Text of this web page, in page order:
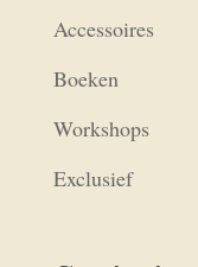
Accessoires
Boeken
Workshops
Exclusief